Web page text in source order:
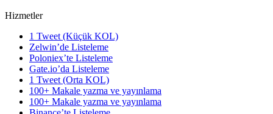
Hizmetler
1 Tweet (Küçük KOL)
Zelwin’de Listeleme
Poloniex’te Listeleme
Gate.io’da Listeleme
1 Tweet (Orta KOL)
100+ Makale yazma ve yayınlama
100+ Makale yazma ve yayınlama